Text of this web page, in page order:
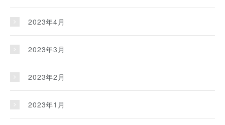
2023年4月
2023年3月
2023年2月
2023年1月